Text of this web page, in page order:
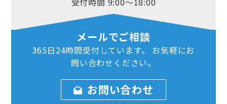
メールでご相談
365日24時間受付しています。
お気軽にお
問い合わせ ください。
お問い合わせ